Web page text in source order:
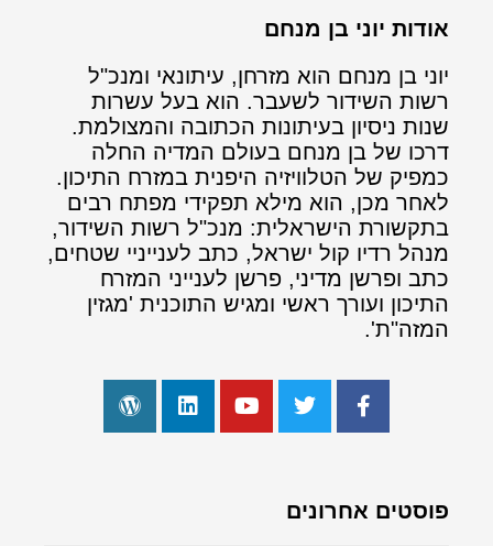
אודות יוני בן מנחם
יוני בן מנחם הוא מזרחן, עיתונאי ומנכ"ל
רשות השידור לשעבר. הוא בעל עשרות
שנות ניסיון בעיתונות הכתובה והמצולמת.
דרכו של בן מנחם בעולם המדיה החלה
כמפיק של הטלוויזיה היפנית במזרח התיכון.
לאחר מכן, הוא מילא תפקידי מפתח רבים
בתקשורת הישראלית: מנכ"ל רשות השידור,
מנהל רדיו קול ישראל, כתב לענייניי שטחים,
כתב ופרשן מדיני, פרשן לענייני המזרח
התיכון ועורך ראשי ומגיש התוכנית 'מגזין
המזה"ת'.
פוסטים אחרונים